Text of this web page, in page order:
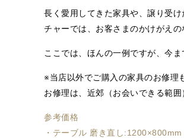
長く愛用してきた家具や、譲り受
チャーでは、お客さまのかけがえ
ここでは、ほんの一例ですが、今
※当店以外でご購入の家具のお修理
お修理は、近郊（お会いできる範
参考価格
・テーブル 磨き直し